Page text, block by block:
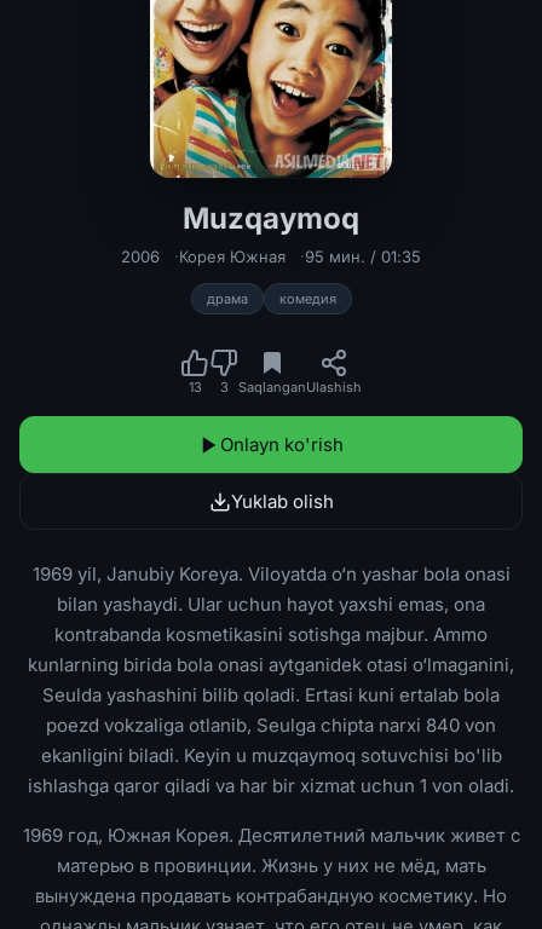
Muzqaymoq
Muzqaymoq Uzbek tilida 2006
2006 Корея Южная 95 мин. / 01:35
драма комедия
13 3 SaqlanganUlashish
Onlayn ko'rish
Yuklab olish
1969 yil, Janubiy Koreya. Viloyatda o‘n yashar bola onasi
bilan yashaydi. Ular uchun hayot yaxshi emas, ona
kontrabanda kosmetikasini sotishga majbur. Ammo
kunlarning birida bola onasi aytganidek otasi o‘lmaganini,
Seulda yashashini bilib qoladi. Ertasi kuni ertalab bola
poezd vokzaliga otlanib, Seulga chipta narxi 840 von
ekanligini biladi. Keyin u muzqaymoq sotuvchisi bo'lib
ishlashga qaror qiladi va har bir xizmat uchun 1 von oladi.
1969 год, Южная Корея. Десятилетний мальчик живет с
матерью в провинции. Жизнь у них не мёд, мать
вынуждена продавать контрабандную косметику. Но